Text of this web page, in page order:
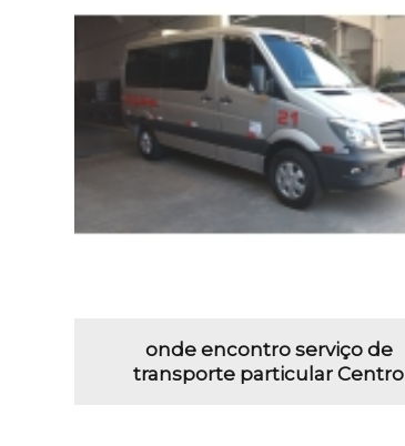
onde encontro serviço de
transporte particular Centro